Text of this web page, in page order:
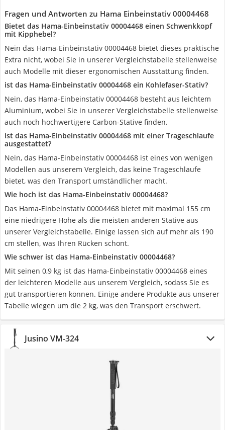
Fragen und Antworten zu Hama Einbeinstativ 00004468
Bietet das Hama-Einbeinstativ 00004468 einen Schwenkkopf
mit Kipphebel?
Nein das Hama-Einbeinstativ 00004468 bietet dieses praktische
Extra nicht, wobei Sie in unserer Vergleichstabelle stellenweise
auch Modelle mit dieser ergonomischen Ausstattung finden.
ist das Hama-Einbeinstativ 00004468 ein Kohlefaser-Stativ?
Nein, das Hama-Einbeinstativ 00004468 besteht aus leichtem
Aluminium, wobei Sie in unserer Vergleichstabelle stellenweise
auch noch hochwertigere Carbon-Stative finden.
Ist das Hama-Einbeinstativ 00004468 mit einer Trageschlaufe
ausgestattet?
Nein, das Hama-Einbeinstativ 00004468 ist eines von wenigen
Modellen aus unserem Vergleich, das keine Trageschlaufe
bietet, was den Transport umständlicher macht.
Wie hoch ist das Hama-Einbeinstativ 00004468?
Das Hama-Einbeinstativ 00004468 bietet mit maximal 155 cm
eine niedrigere Höhe als die meisten anderen Stative aus
unserer Vergleichstabelle. Einige lassen sich auf mehr als 190
cm stellen, was Ihren Rücken schont.
Wie schwer ist das Hama-Einbeinstativ 00004468?
Mit seinen 0,9 kg ist das Hama-Einbeinstativ 00004468 eines
der leichteren Modelle aus unserem Vergleich, sodass Sie es
gut transportieren können. Einige andere Produkte aus unserer
Tabelle wiegen um die 2 kg, was den Transport erschwert.
Jusino VM-324